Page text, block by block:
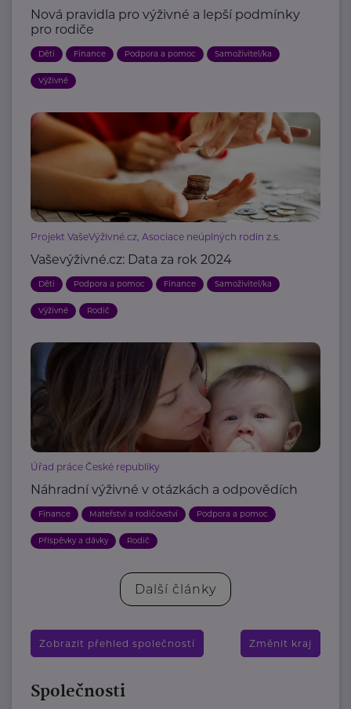
Nová pravidla pro výživné a lepší podmínky
pro rodiče
Děti Finance Podpora a pomoc Samoživitel/ka
Výživné
Projekt VašeVýživné.cz, Asociace neúplných rodin z.s.
Vaševýživné.cz: Data za rok 2024
Děti Podpora a pomoc Finance Samoživitel/ka
Výživné Rodič
Úřad práce České republiky
Náhradní výživné v otázkách a odpovědích
Finance Mateřství a rodičovství Podpora a pomoc
Příspěvky a dávky Rodič
Další články
Zobrazit přehled společností Změnit kraj
Společnosti